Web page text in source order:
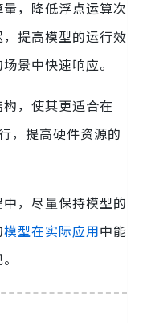
，降低浮点运算次
提高模型的运行效
景中快速响应。
，使其更适合在
，提高硬件资源的
，尽量保持模型的
模型在实际应用中能